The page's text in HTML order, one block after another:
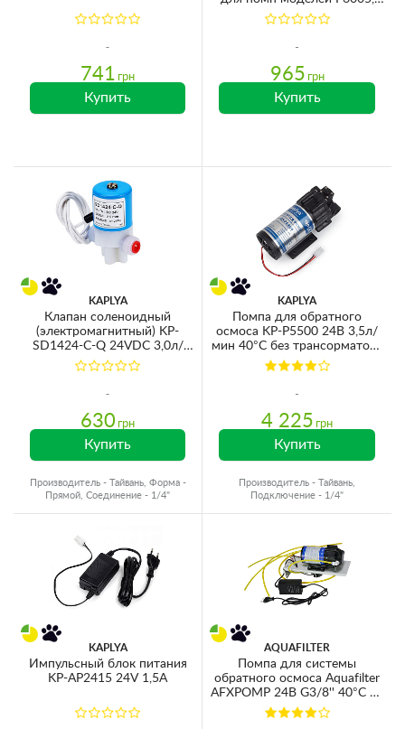
741 грн
Купить
P6105
965 грн
Купить
KAPLYA
Клапан соленоидный
(электромагнитный) KP-
SD1424-C-Q 24VDC 3,0л/
мин 0-8,3bar 1/4''QC
630 грн
Купить
Производитель - Тайвань, Форма -
Прямой, Соединение - 1/4"
KAPLYA
Помпа для обратного
осмоса KP-P5500 24В 3,5л/
мин 40°C без трансорматора
и датчиков (для мембран
500GPD)
4 225 грн
Купить
Производитель - Тайвань,
Подключение - 1/4"
KAPLYA
Импульсный блок питания
KP-AP2415 24V 1,5A
AQUAFILTER
Помпа для системы
обратного осмоса Aquafilter
AFXPOMP 24В G3/8'' 40°C на
кронштейне с датчиками и
трансформатором (для